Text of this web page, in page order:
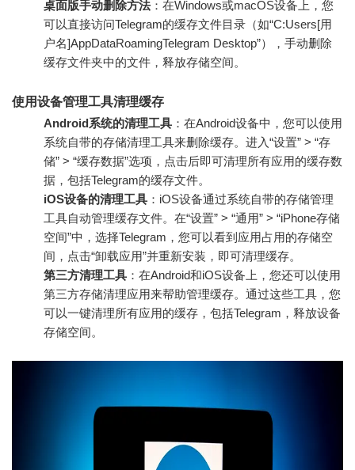
桌面版手动删除方法：在Windows或macOS设备上，您
可以直接访问Telegram的缓存文件目录（如“C:Users[用
户名]AppDataRoamingTelegram Desktop”），手动删除
缓存文件夹中的文件，释放存储空间。
使用设备管理工具清理缓存
Android系统的清理工具 ：在Android设备中，您可以使用
系统自带的存储清理工具来删除缓存。进入“设置” > “存
储” > “缓存数据”选项，点击后即可清理所有应用的缓存数
据，包括Telegram的缓存文件。
iOS设备的清理工具 ：iOS设备通过系统自带的存储管理
工具自动管理缓存文件。在“设置” > “通用” > “iPhone存储
空间”中，选择Telegram，您可以看到应用占用的存储空
间，点击“卸载应用”并重新安装，即可清理缓存。
第三方清理工具 ：在Android和iOS设备上，您还可以使用
第三方存储清理应用来帮助管理缓存。通过这些工具，您
可以一键清理所有应用的缓存，包括Telegram，释放设备
存储空间。